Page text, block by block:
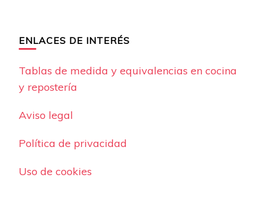
ENLACES DE INTERÉS
Tablas de medida y equivalencias en cocina
y repostería
Aviso legal
Política de privacidad
Uso de cookies